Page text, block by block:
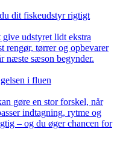
dit fiskeudstyr rigtigt
udstyret lidt ekstra
rengør, tørrer og opbevarer
næste sæson begynder.
i fluen
gøre en stor forskel, når
indtagning, rytme og
– og du øger chancen for